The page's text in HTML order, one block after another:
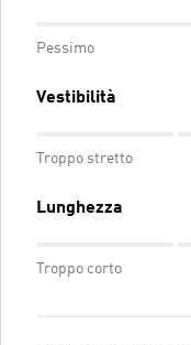
Pessimo
Vestibilità
Troppo stretto
Lunghezza
Troppo corto